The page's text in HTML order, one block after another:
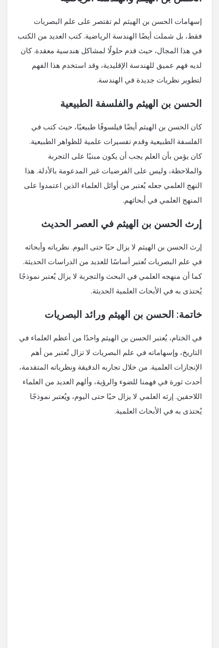
إسهامات الحسن بن الهيثم لم تقتصر على علم البصريات
فقط، بل شملت أيضًا الهندسة الرياضية. كتب العديد من الكتب
في هذا المجال، حيث قدم حلولًا لمشاكل هندسية معقدة. كان
لديه فهم عميق للهندسة الإقليدية، وقد استخدم هذا الفهم
لتطوير نظريات جديدة في الهندسة.
الحسن بن الهيثم والفلسفة الطبيعية
كان الحسن بن الهيثم أيضًا فيلسوفًا طبيعيًا، حيث كتب في
الفلسفة الطبيعية وقدم تفسيرات علمية للظواهر الطبيعية.
كان يؤمن بأن العلم يجب أن يكون مبنيًا على التجربة
والملاحظة، وليس على الفرضيات غير المدعومة بالأدلة. هذا
النهج العلمي جعله يُعتبر من أوائل العلماء الذين اعتمدوا على
المنهج العلمي في أبحاثهم.
إرث الحسن بن الهيثم في العصر الحديث
إرث الحسن بن الهيثم لا يزال حيًا حتى اليوم. نظرياته وأبحاثه
في علم البصريات تُعتبر أساسًا للعديد من الدراسات الحديثة.
كما أن منهجه العلمي في البحث والتجربة لا يزال يُعتبر نموذجًا
يُحتذى به في الأبحاث العلمية الحديثة.
خاتمة: الحسن بن الهيثم ورائد البصريات
في الختام، يُعتبر الحسن بن الهيثم واحدًا من أعظم العلماء في
التاريخ، وإسهاماته في علم البصريات لا تزال تُعتبر من أهم
الإنجازات العلمية. من خلال تجاربه الدقيقة ونظرياته المتقدمة،
أحدث ثورة في فهمنا للضوء والرؤية، وألهم العديد من العلماء
اللاحقين. إرثه العلمي لا يزال حيًا حتى اليوم، ويُعتبر نموذجًا
يُحتذى به في الأبحاث العلمية.